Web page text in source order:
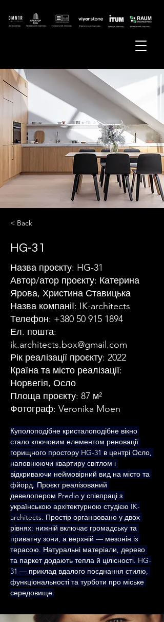
< Back
HG-31
Назва проєкту: HG-31
Автор/атор проєкту: Катерина
Ярова, Христина Ставицька
Назва компанії: IK-architects
Телефон: +380 50 915 1894
Ел. пошта:
ik.architects.box@gmail.com
Рік реалізації проєкту: 2022
Країна та місто реалізації:
Норвегія, Осло
Площа проєкту: 87 м²
Фотограф: Veronika Moen
Куполоподібне кристалоподібне вікно
стало ключовим елементом реновації
горищного простору HG-31 в центрі Осло,
наповнюючи квартиру світлом і
відкриваючи неймовірний вид на місто та
фйорд. Проєкт реалізований
девелопером Predio у співпраці з
українською архітектурною студією IK-
architects. Простір організовано у двох
рівнях: нижній включає громадську та
приватну зони, а верхній — мезонін із
терасою. Натуральні матеріали, дерево
та паркет додають тепла й цілісності. HG-
31 — приклад вдалого поєднання стилю,
функціональності та турботи про міське
середовище.